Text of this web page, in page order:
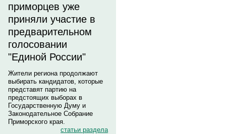
приморцев уже
приняли участие в
предварительном
голосовании
"Единой России"
Жители региона продолжают
выбирать кандидатов, которые
представят партию на
предстоящих выборах в
Государственную Думу и
Законодательное Собрание
Приморского края.
статьи раздела